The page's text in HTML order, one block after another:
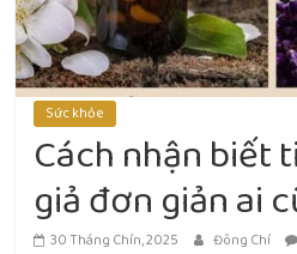
Sức khỏe
Cách nhận biết
giả đơn giản ai
30 Tháng Chín, 2025 Đông Chí